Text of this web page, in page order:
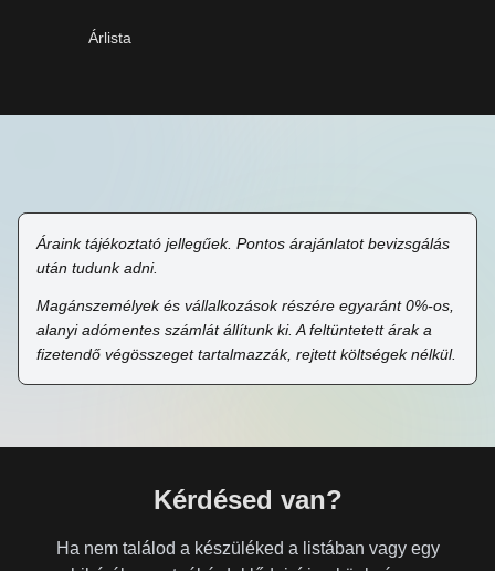
Árlista
Áraink tájékoztató jellegűek. Pontos árajánlatot bevizsgálás
után tudunk adni.
Magánszemélyek és vállalkozások részére egyaránt 0%-os,
alanyi adómentes számlát állítunk ki. A feltüntetett árak a
fizetendő végösszeget tartalmazzák, rejtett költségek nélkül.
Kérdésed van?
Ha nem találod a készüléked a listában vagy egy